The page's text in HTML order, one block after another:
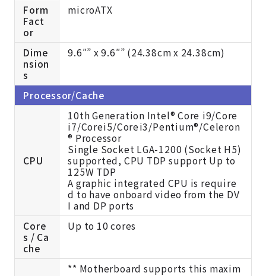
Form
Fact
or
microATX
Dime
nsion
s
9.6″” x 9.6″” (24.38cm x 24.38cm)
Processor/Cache
CPU
10th Generation Intel® Core i9/Core
i7/Corei5/Corei3/Pentium®/Celeron
® Processor
Single Socket LGA-1200 (Socket H5)
supported, CPU TDP support Up to
125W TDP
A graphic integrated CPU is require
d to have onboard video from the DV
I and DP ports
Core
s / Ca
che
Up to 10 cores
** Motherboard supports this maxim